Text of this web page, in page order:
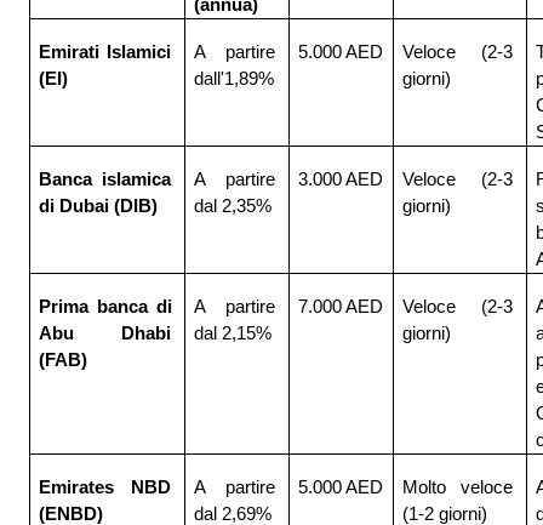
(annua)
Emirati Islamici
(EI)
A partire
dall'1,89%
5.000 AED
Veloce (2-3
giorni)
Banca islamica
di Dubai (DIB)
A partire
dal 2,35%
3.000 AED
Veloce (2-3
giorni)
Prima banca di
Abu Dhabi
(FAB)
A partire
dal 2,15%
7.000 AED
Veloce (2-3
giorni)
Emirates NBD
(ENBD)
A partire
dal 2,69%
5.000 AED
Molto veloce
(1-2 giorni)